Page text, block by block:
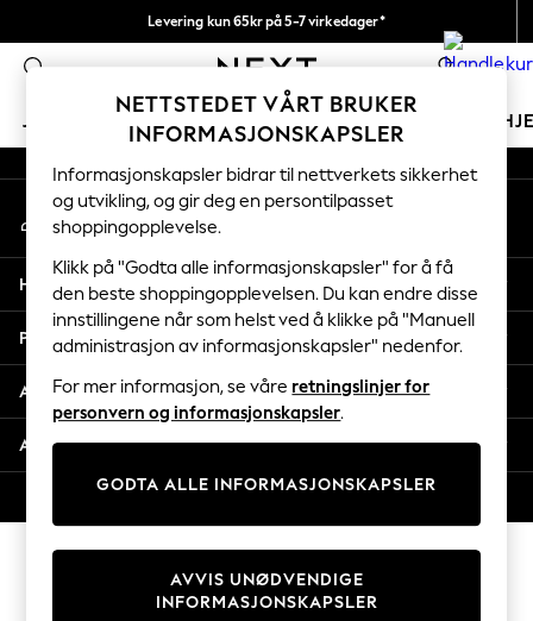
Levering kun 65kr på 5-7 virkedager*
Vi betaler alle tollavgifter 0
JENTER GUTTER BABY KVINNER
GIRLS
New In
50 - 92cm
98 - 110cm
116 - 134cm
140 - 174cm
Trending: Top & Short Sets
Trending: Clogs
Toy Story
THE SET
Coats & Jackets
Sweatshirts & Hoodies
Knitwear
Cardigans
Dresses
An error occurred on client
Våre sosiale nettverk
Min konto
Logg inn på kontoen din
Hjelp
Personvern & Juridisk
Avdelinger
Andre tjenester
NETTSTEDET VÅRT BRUKER
INFORMASJONSKAPSLER
Informasjonskapsler bidrar til nettverkets sikkerhet
og utvikling, og gir deg en persontilpasset
shoppingopplevelse.
Klikk på "Godta alle informasjonskapsler" for å få
den beste shoppingopplevelsen. Du kan endre disse
innstillingene når som helst ved å klikke på "Manuell
administrasjon av informasjonskapsler" nedenfor.
For mer informasjon, se våre retningslinjer for
personvern og informasjonskapsler.
GODTA ALLE INFORMASJONSKAPSLER
AVVIS UNØDVENDIGE
INFORMASJONSKAPSLER